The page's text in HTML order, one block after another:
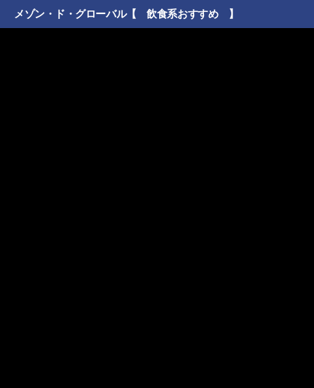
メゾン・ド・グローバル【 飲食系おすすめ 】